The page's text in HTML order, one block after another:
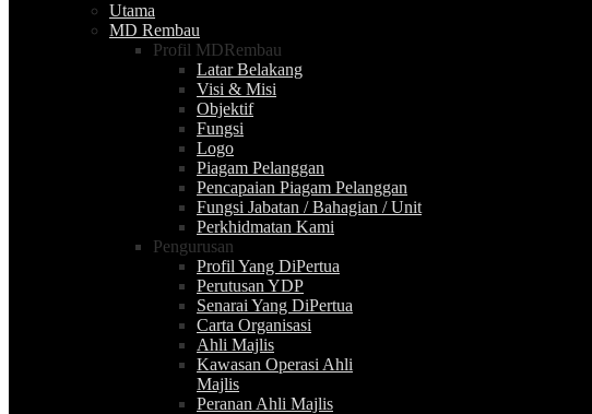
Utama
MD Rembau
Profil MDRembau
Latar Belakang
Visi & Misi
Objektif
Fungsi
Logo
Piagam Pelanggan
Pencapaian Piagam Pelanggan
Fungsi Jabatan / Bahagian / Unit
Perkhidmatan Kami
Pengurusan
Profil Yang DiPertua
Perutusan YDP
Senarai Yang DiPertua
Carta Organisasi
Ahli Majlis
Kawasan Operasi Ahli
Majlis
Peranan Ahli Majlis